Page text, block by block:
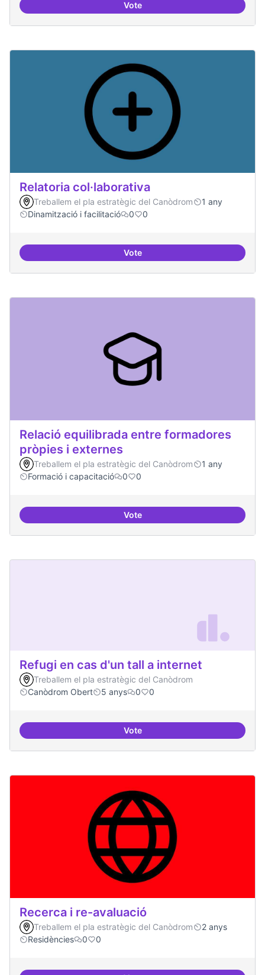
VoteRepositori de coneixement
Relatoria col·laborativa
Treballem el pla estratègic del Canòdrom
1 any
Dinamització i facilitació
0 0
VoteRelatoria col·laborativa
Relació equilibrada entre formadores
pròpies i externes
Treballem el pla estratègic del Canòdrom
1 any
Formació i capacitació
0 0
VoteRelació equilibrada entre
Refugi en cas d'un tall a internet
Treballem el pla estratègic del Canòdrom
Canòdrom Obert
5 anys 0 0
VoteRefugi en cas d'un tall a internet
Recerca i re-avaluació
Treballem el pla estratègic del Canòdrom
2 anys
Residències
0 0